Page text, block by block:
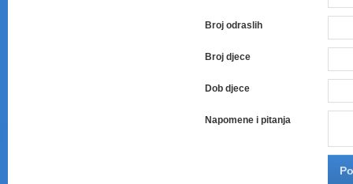
Broj odraslih
Broj djece
Dob djece
Napomene i pitanja